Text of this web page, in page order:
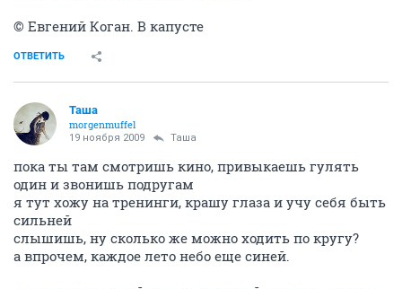
© Евгений Коган. В капусте
ОТВЕТИТЬ
Таша
morgenmuffel
19 ноября 2009 Таша
пока ты там смотришь кино, привыкаешь гулять
один и звонишь подругам
я тут хожу на тренинги, крашу глаза и учу себя быть
сильней
слышишь, ну сколько же можно ходить по кругу?
а впрочем, каждое лето небо еще синей.